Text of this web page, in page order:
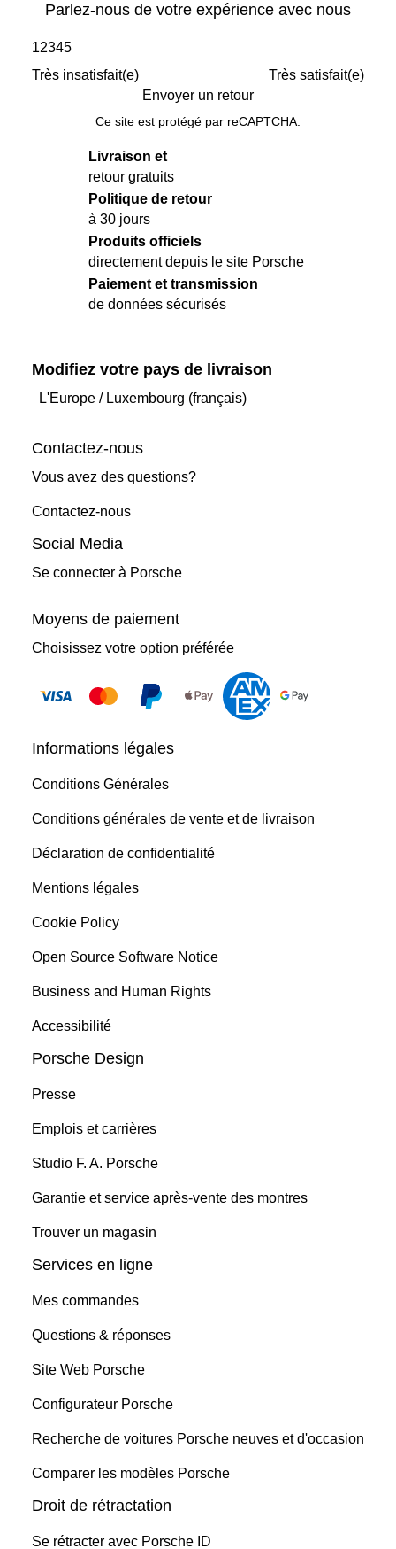
Parlez-nous de votre expérience avec nous
Très insatisfait(e)
12345
Très satisfait(e)
Envoyer un retour
Ce site est protégé par reCAPTCHA.
Livraison et
retour gratuits
Politique de retour
à 30 jours
Produits officiels
directement depuis le site Porsche
Paiement et transmission
de données sécurisés
Modifiez votre pays de livraison
L'Europe/ Luxembourg (français)
Contactez-nous
Vous avez des questions?
Contactez-nous
Social Media
Se connecter à Porsche
Moyens de paiement
Choisissez votre option préférée
Informations légales
Conditions Générales
Conditions générales de vente et de livraison
Déclaration de confidentialité
Mentions légales
Cookie Policy
Open Source Software Notice
Business and Human Rights
Accessibilité
Porsche Design
Presse
Emplois et carrières
Studio F. A. Porsche
Garantie et service après-vente des montres
Trouver un magasin
Services en ligne
Mes commandes
Questions & réponses
Site Web Porsche
Configurateur Porsche
Recherche de voitures Porsche neuves et d'occasion
Comparer les modèles Porsche
Droit de rétractation
Se rétracter avec Porsche ID